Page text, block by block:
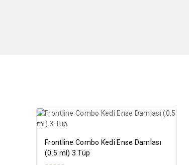
Frontline Combo Kedi Ense Damlası
(0.5 ml) 3 Tüp